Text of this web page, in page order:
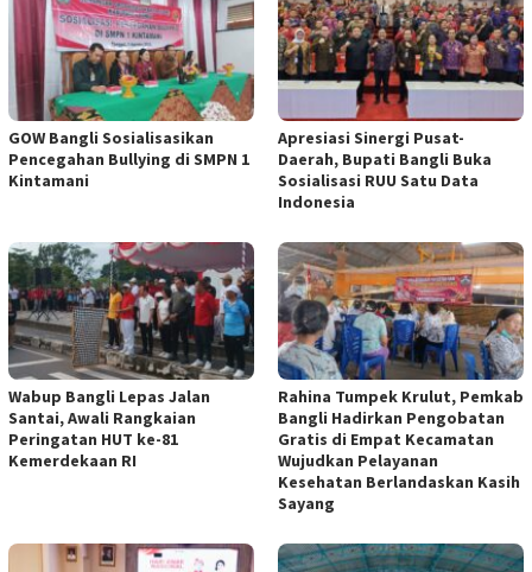
GOW Bangli Sosialisasikan
Pencegahan Bullying di SMPN 1
Kintamani
Apresiasi Sinergi Pusat-
Daerah, Bupati Bangli Buka
Sosialisasi RUU Satu Data
Indonesia
Wabup Bangli Lepas Jalan
Santai, Awali Rangkaian
Peringatan HUT ke-81
Kemerdekaan RI
Rahina Tumpek Krulut, Pemkab
Bangli Hadirkan Pengobatan
Gratis di Empat Kecamatan
Wujudkan Pelayanan
Kesehatan Berlandaskan Kasih
Sayang